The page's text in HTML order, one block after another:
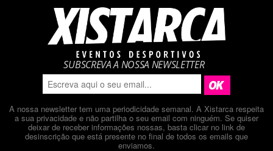
SUBSCREVA A NOSSA NEWSLETTER
A nossa newsletter tem uma periodicidade semanal. A Xistarca respeita
a sua privacidade e não partilha o seu email com ninguém. Se quiser
deixar de receber informações nossas, basta clicar no link de
desinscrição que está presente no final de todos os emails que
enviamos.